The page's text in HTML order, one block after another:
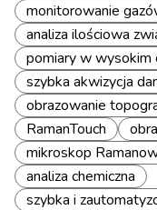
monitorowanie
analiza ilościowa
pomiary w wysokim
szybka akwizycja
obrazowanie
RamanTouch
mikroskop
analiza chemiczna
szybka i